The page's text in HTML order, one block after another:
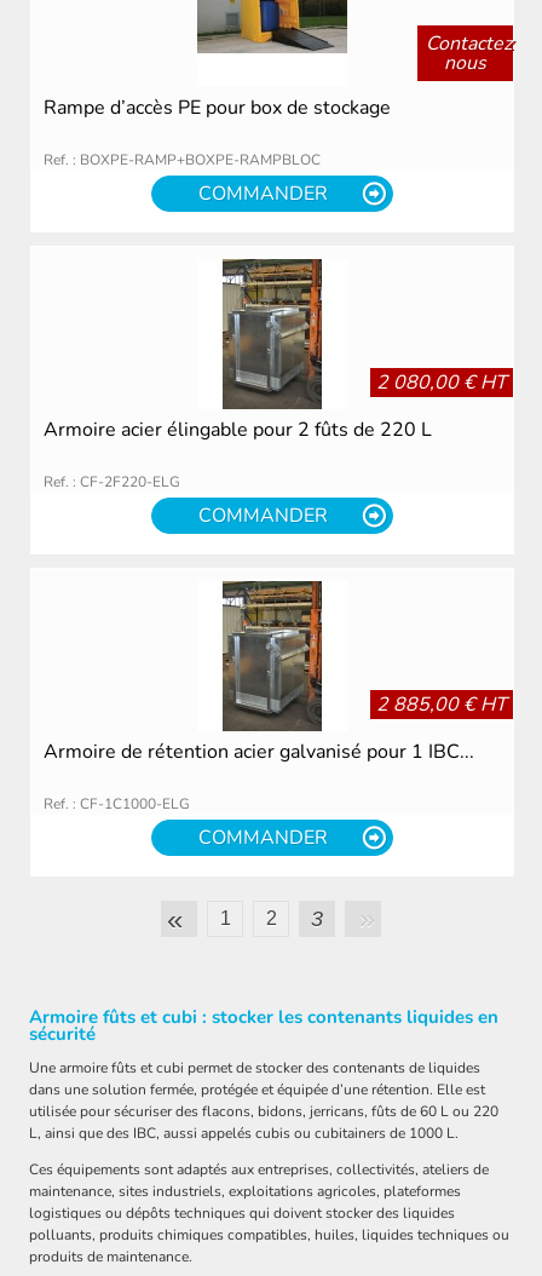
Contactez
nous
Rampe d’accès PE pour box de stockage
Ref. : BOXPE-RAMP+BOXPE-RAMPBLOC
COMMANDER
2 080,00 € HT
Armoire acier élingable pour 2 fûts de 220 L
Ref. : CF-2F220-ELG
COMMANDER
2 885,00 € HT
Armoire de rétention acier galvanisé pour 1 IBC...
Ref. : CF-1C1000-ELG
COMMANDER
« 1 2 3 »
Armoire fûts et cubi : stocker les contenants liquides en
sécurité
Une armoire fûts et cubi permet de stocker des contenants de liquides
dans une solution fermée, protégée et équipée d’une rétention. Elle est
utilisée pour sécuriser des flacons, bidons, jerricans, fûts de 60 L ou 220
L, ainsi que des IBC, aussi appelés cubis ou cubitainers de 1000 L.
Ces équipements sont adaptés aux entreprises, collectivités, ateliers de
maintenance, sites industriels, exploitations agricoles, plateformes
logistiques ou dépôts techniques qui doivent stocker des liquides
polluants, produits chimiques compatibles, huiles, liquides techniques ou
produits de maintenance.